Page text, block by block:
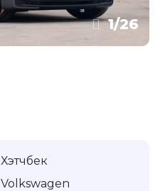
1/26
Хэтчбек
Volkswagen